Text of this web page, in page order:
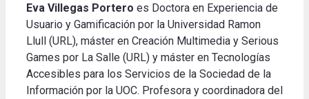
Eva Villegas Portero es Doctora en Experiencia de
Usuario y Gamificación por la Universidad Ramon
Llull (URL), máster en Creación Multimedia y Serious
Games por La Salle (URL) y máster en Tecnologías
Accesibles para los Servicios de la Sociedad de la
Información por la UOC. Profesora y coordinadora del